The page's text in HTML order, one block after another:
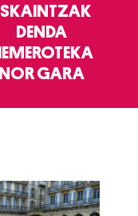
DENDA
NOR GARA